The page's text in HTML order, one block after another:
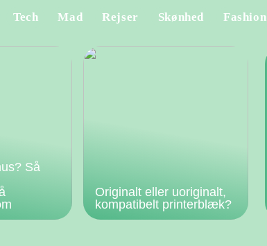
Tech Mad Rejser Skønhed Fashion
Så
Originalt eller uoriginalt,
kompatibelt printerblæk?